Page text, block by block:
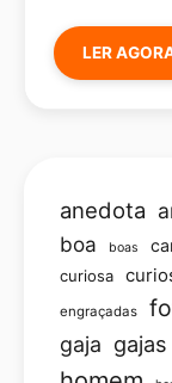
LER
anedota
boa boas
curiosa
engraçadas
gaja gajas